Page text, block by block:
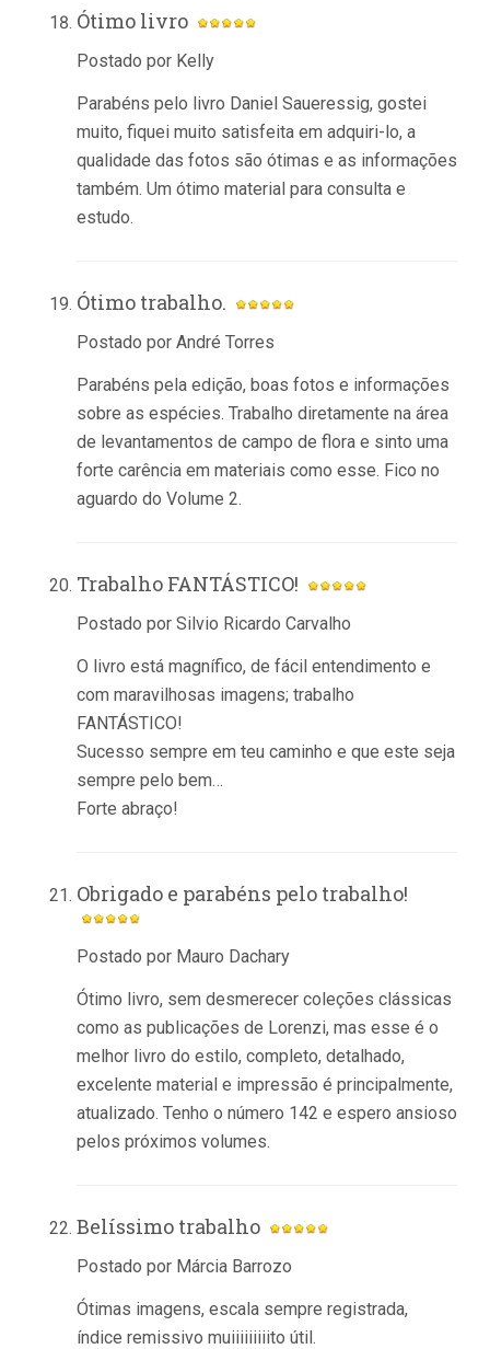
Ótimo livro
Postado por Kelly
Parabéns pelo livro Daniel Saueressig, gostei
muito, fiquei muito satisfeita em adquiri-lo, a
qualidade das fotos são ótimas e as informações
também. Um ótimo material para consulta e
estudo.
Ótimo trabalho.
Postado por André Torres
Parabéns pela edição, boas fotos e informações
sobre as espécies. Trabalho diretamente na área
de levantamentos de campo de flora e sinto uma
forte carência em materiais como esse. Fico no
aguardo do Volume 2.
Trabalho FANTÁSTICO!
Postado por Silvio Ricardo Carvalho
O livro está magnífico, de fácil entendimento e
com maravilhosas imagens; trabalho
FANTÁSTICO!
Sucesso sempre em teu caminho e que este seja
sempre pelo bem…
Forte abraço!
Obrigado e parabéns pelo trabalho!
Postado por Mauro Dachary
Ótimo livro, sem desmerecer coleções clássicas
como as publicações de Lorenzi, mas esse é o
melhor livro do estilo, completo, detalhado,
excelente material e impressão é principalmente,
atualizado. Tenho o número 142 e espero ansioso
pelos próximos volumes.
Belíssimo trabalho
Postado por Márcia Barrozo
Ótimas imagens, escala sempre registrada,
índice remissivo muiiiiiiiiito útil.